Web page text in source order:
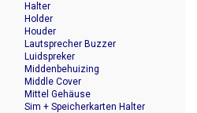
Halter
Holder
Houder
Lautsprecher Buzzer
Luidspreker
Middenbehuizing
Middle Cover
Mittel Gehäuse
Sim + Speicherkarten Halter